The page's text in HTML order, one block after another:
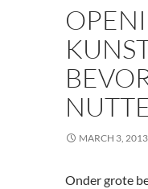
MARCH 3, 2013
Onder grote